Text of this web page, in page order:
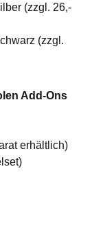
(zzgl. 26,-
(zzgl.
Add-Ons
erhältlich)